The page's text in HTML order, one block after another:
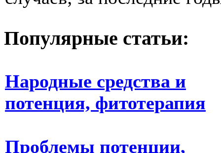
Популярные статьи:
Народные средства и
потенция, фитотерапия
Проблемы потенции,